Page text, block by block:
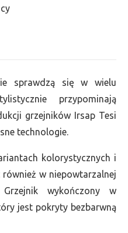
sprawdzą się w wielu
przypominają
grzejników Irsap Tesi
technologie.
kolorystycznych i
w niepowtarzalnej
wykończony w
jest pokryty bezbarwną